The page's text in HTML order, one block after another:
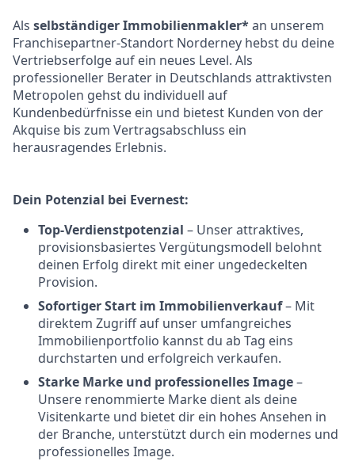
Als selbständiger Immobilienmakler*an unserem
Franchisepartner-Standort Norderney hebst du deine
Vertriebserfolge auf ein neues Level. Als
professioneller Berater in Deutschlands attraktivsten
Metropolen gehst du individuell auf
Kundenbedürfnisse ein und bietest Kunden von der
Akquise bis zum Vertragsabschluss ein
herausragendes Erlebnis.
Dein Potenzial bei Evernest:
Top-Verdienstpotenzial – Unser attraktives,
provisionsbasiertes Vergütungsmodell belohnt
deinen Erfolg direkt mit einer ungedeckelten
Provision.
Sofortiger Start im Immobilienverkauf– Mit
direktem Zugriff auf unser umfangreiches
Immobilienportfolio kannst du ab Tag eins
durchstarten und erfolgreich verkaufen.
Starke Marke und professionelles Image–
Unsere renommierte Marke dient als deine
Visitenkarte und bietet dir ein hohes Ansehen in
der Branche, unterstützt durch ein modernes und
professionelles Image.